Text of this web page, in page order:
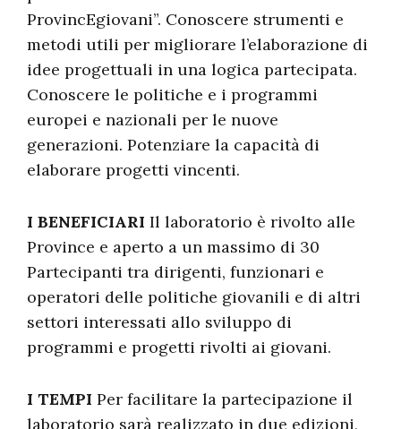
ProvincEgiovani”. Conoscere strumenti e
metodi utili per migliorare l’elaborazione di
idee progettuali in una logica partecipata.
Conoscere le politiche e i programmi
europei e nazionali per le nuove
generazioni. Potenziare la capacità di
elaborare progetti vincenti.
I BENEFICIARI Il laboratorio è rivolto alle
Province e aperto a un massimo di 30
Partecipanti tra dirigenti, funzionari e
operatori delle politiche giovanili e di altri
settori interessati allo sviluppo di
programmi e progetti rivolti ai giovani.
I TEMPI Per facilitare la partecipazione il
laboratorio sarà realizzato in due edizioni,